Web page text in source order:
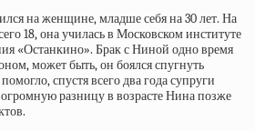
на женщине, младше себя на 30 лет. На
18, она училась в Московском институте
«Останкино». Брак с Ниной одно время
может быть, он боялся спугнуть
спустя всего два года супруги
разницу в возрасте Нина позже